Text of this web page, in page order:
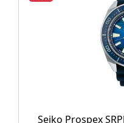
Seiko Prospex